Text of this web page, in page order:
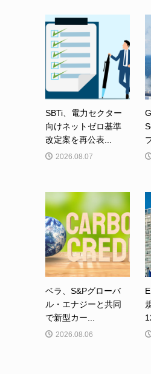
SBTi、電力セクター
向けネットゼロ基準
改定案を再公表...
2026.08.07
ベラ、S&Pグローバ
ル・エナジーと共同
で新型カー...
2026.08.06